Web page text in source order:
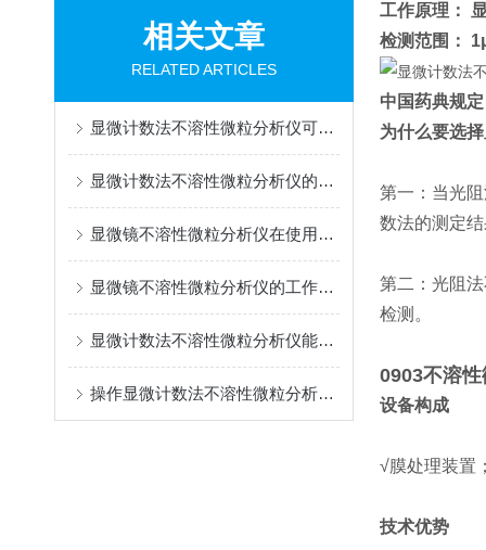
相关文章
RELATED ARTICLES
显微计数法不溶性微粒分析仪可概括为“显微成像+图像分析”
显微计数法不溶性微粒分析仪的作用体现在哪些方面?
显微镜不溶性微粒分析仪在使用时需要避免样本被二次污染
显微镜不溶性微粒分析仪的工作流程可分为三个步骤
显微计数法不溶性微粒分析仪能够进行准确的识别和计数
操作显微计数法不溶性微粒分析仪时应该注意的要点
工作原理：
检测范围：
中国药典规定
为什么要选
第一：当光
数法的测定
第二：光阻
检测。
0903不溶
设备构成
√膜处理装置
技术优势